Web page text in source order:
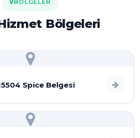
BÖLGELER
Bölgeleri
Spice Belgesi